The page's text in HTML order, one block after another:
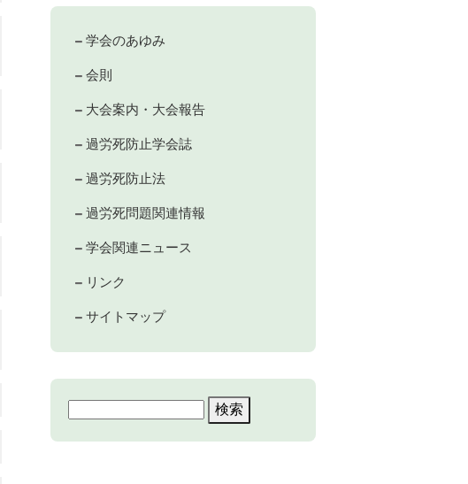
学会のあゆみ
会則
大会案内・大会報告
過労死防止学会誌
過労死防止法
過労死問題関連情報
学会関連ニュース
リンク
サイトマップ
検
索: